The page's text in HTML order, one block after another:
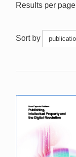
Results per page
Sort by